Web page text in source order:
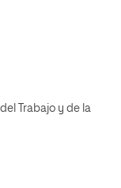
Trabajo y de la